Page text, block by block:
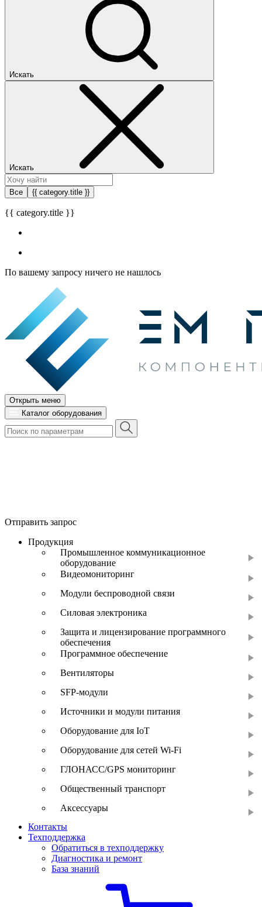
Искать
Искать
Все {{ category.title }}
{{ category.title }}
По вашему запросу ничего не нашлось
Открыть меню
Каталог оборудования
Отправить запрос
Продукция
Промышленное коммуникационное
оборудование
Видеомониторинг
Модули беспроводной связи
Силовая электроника
Защита и лицензирование программного
обеспечения
Программное обеспечение
Вентиляторы
SFP-модули
Источники и модули питания
Оборудование для IoT
Оборудование для сетей Wi-Fi
ГЛОНАСС/GPS мониторинг
Общественный транспорт
Аксессуары
Контакты
Техподдержка
Обратиться в техподдержку
Диагностика и ремонт
База знаний